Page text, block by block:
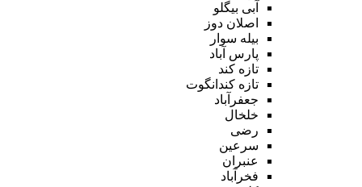
آبی بیگلو
اصلان دوز
بیله سوار
پارس آباد
تازه کند
تازه کندانگوت
جعفرآباد
خلخال
رضی
سرعین
عنبران
فخرآباد